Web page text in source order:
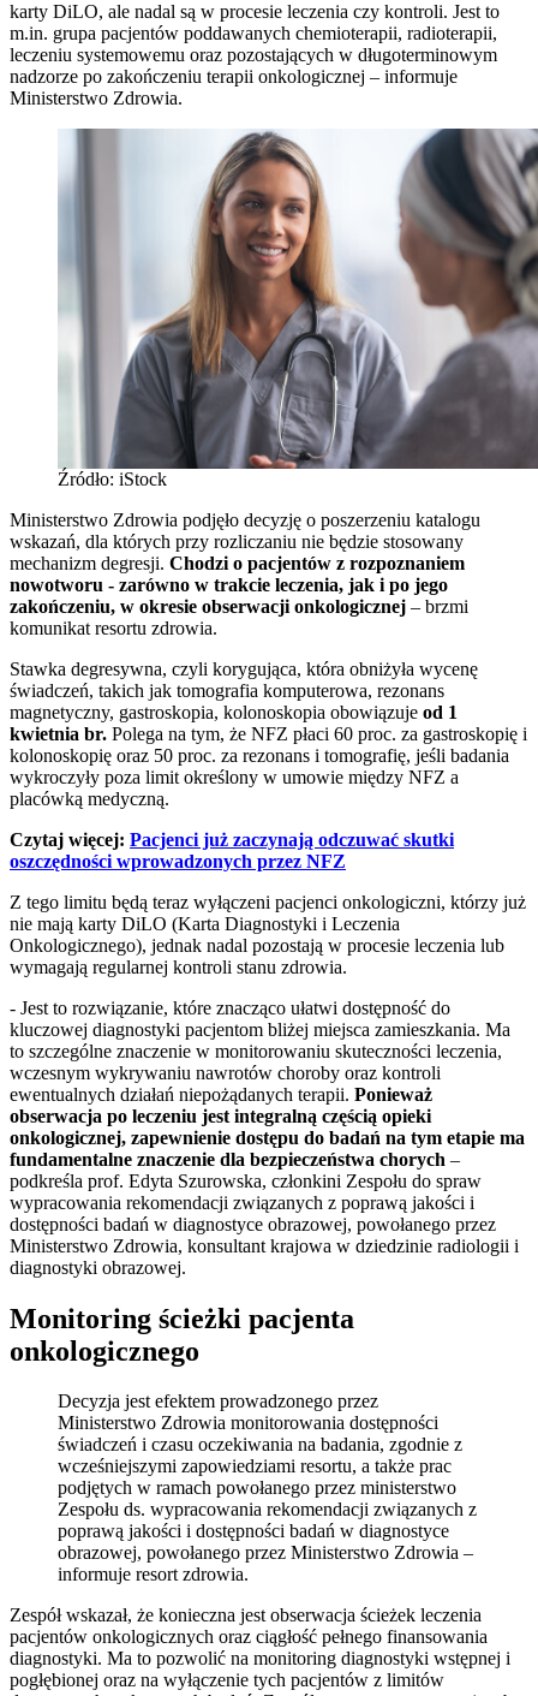
karty DiLO, ale nadal są w procesie leczenia czy kontroli. Jest to
m.in. grupa pacjentów poddawanych chemioterapii, radioterapii,
leczeniu systemowemu oraz pozostających w długoterminowym
nadzorze po zakończeniu terapii onkologicznej – informuje
Ministerstwo Zdrowia.
Źródło: iStock
Ministerstwo Zdrowia podjęło decyzję o poszerzeniu katalogu
wskazań, dla których przy rozliczaniu nie będzie stosowany
mechanizm degresji. Chodzi o pacjentów z rozpoznaniem
nowotworu - zarówno w trakcie leczenia, jak i po jego
zakończeniu, w okresie obserwacji onkologicznej – brzmi
komunikat resortu zdrowia.
Stawka degresywna, czyli korygująca, która obniżyła wycenę
świadczeń, takich jak tomografia komputerowa, rezonans
magnetyczny, gastroskopia, kolonoskopia obowiązuje od 1
kwietnia br. Polega na tym, że NFZ płaci 60 proc. za gastroskopię i
kolonoskopię oraz 50 proc. za rezonans i tomografię, jeśli badania
wykroczyły poza limit określony w umowie między NFZ a
placówką medyczną.
Czytaj więcej: Pacjenci już zaczynają odczuwać skutki
oszczędności wprowadzonych przez NFZ
Z tego limitu będą teraz wyłączeni pacjenci onkologiczni, którzy już
nie mają karty DiLO (Karta Diagnostyki i Leczenia
Onkologicznego), jednak nadal pozostają w procesie leczenia lub
wymagają regularnej kontroli stanu zdrowia.
- Jest to rozwiązanie, które znacząco ułatwi dostępność do
kluczowej diagnostyki pacjentom bliżej miejsca zamieszkania. Ma
to szczególne znaczenie w monitorowaniu skuteczności leczenia,
wczesnym wykrywaniu nawrotów choroby oraz kontroli
ewentualnych działań niepożądanych terapii. Ponieważ
obserwacja po leczeniu jest integralną częścią opieki
onkologicznej, zapewnienie dostępu do badań na tym etapie ma
fundamentalne znaczenie dla bezpieczeństwa chorych –
podkreśla prof. Edyta Szurowska, członkini Zespołu do spraw
wypracowania rekomendacji związanych z poprawą jakości i
dostępności badań w diagnostyce obrazowej, powołanego przez
Ministerstwo Zdrowia, konsultant krajowa w dziedzinie radiologii i
diagnostyki obrazowej.
Monitoring ścieżki pacjenta
onkologicznego
Decyzja jest efektem prowadzonego przez
Ministerstwo Zdrowia monitorowania dostępności
świadczeń i czasu oczekiwania na badania, zgodnie z
wcześniejszymi zapowiedziami resortu, a także prac
podjętych w ramach powołanego przez ministerstwo
Zespołu ds. wypracowania rekomendacji związanych z
poprawą jakości i dostępności badań w diagnostyce
obrazowej, powołanego przez Ministerstwo Zdrowia –
informuje resort zdrowia.
Zespół wskazał, że konieczna jest obserwacja ścieżek leczenia
pacjentów onkologicznych oraz ciągłość pełnego finansowania
diagnostyki. Ma to pozwolić na monitoring diagnostyki wstępnej i
pogłębionej oraz na wyłączenie tych pacjentów z limitów